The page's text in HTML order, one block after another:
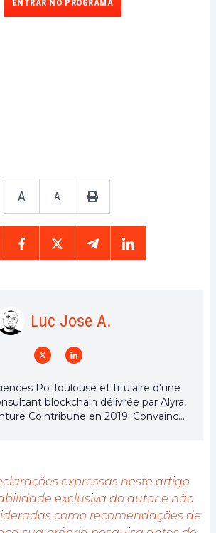
ENTRAR NO PROGRAMA
A A
Luc Jose A.
Po Toulouse et titulaire d'une
blockchain délivrée par Alyra,
Cointribune en 2019. Convaincu
sensibiliser et d'informer le grand
en constante évolution.
de permettre à chacun de mieux
et de saisir les
offre. Je m'efforce chaque jour
objective de l'actualité, de
expressas neste artigo
exclusiva do autor e não
como recomendações de